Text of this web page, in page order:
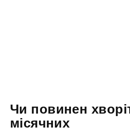
Чи повинен
місячних